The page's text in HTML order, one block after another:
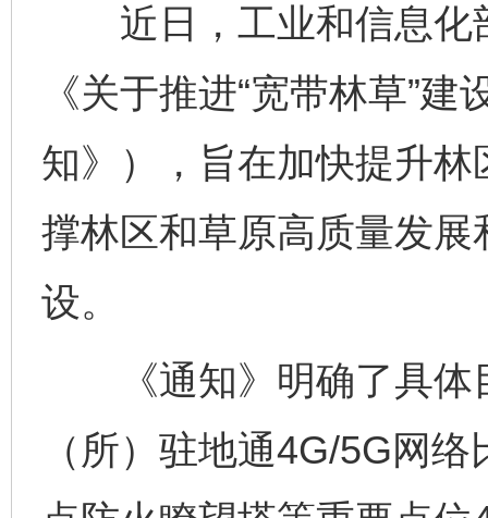
近日，工业和信息化
《关于推进“宽带林草”
知》），旨在加快提升
撑林区和草原高质量发
设。
《通知》明确了具体
（所）驻地通4G/5G网